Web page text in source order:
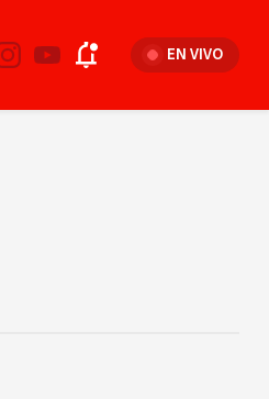
EN VIVO